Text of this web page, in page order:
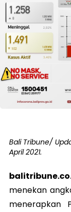
Bali Tribune/
April 2021.
menekan
menerapkan